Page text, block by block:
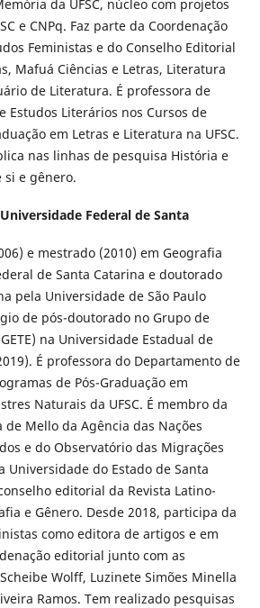
da UFSC, núcleo com projetos
e CNPq. Faz parte da Coordenação
Feministas e do Conselho Editorial
Mafuá Ciências e Letras, Literatura
de Literatura. É professora de
Estudos Literários nos Cursos de
em Letras e Literatura na UFSC.
nas linhas de pesquisa História e
si e gênero.
Universidade Federal de Santa
e mestrado (2010) em Geografia
de Santa Catarina e doutorado
pela Universidade de São Paulo
de pós-doutorado no Grupo de
na Universidade Estadual de
É professora do Departamento de
de Pós-Graduação em
Naturais da UFSC. É membro da
de Mello da Agência das Nações
e do Observatório das Migrações
Universidade do Estado de Santa
editorial da Revista Latino-
e Gênero. Desde 2018, participa da
como editora de artigos e em
editorial junto com as
Wolff, Luzinete Simões Minella
Ramos. Tem realizado pesquisas